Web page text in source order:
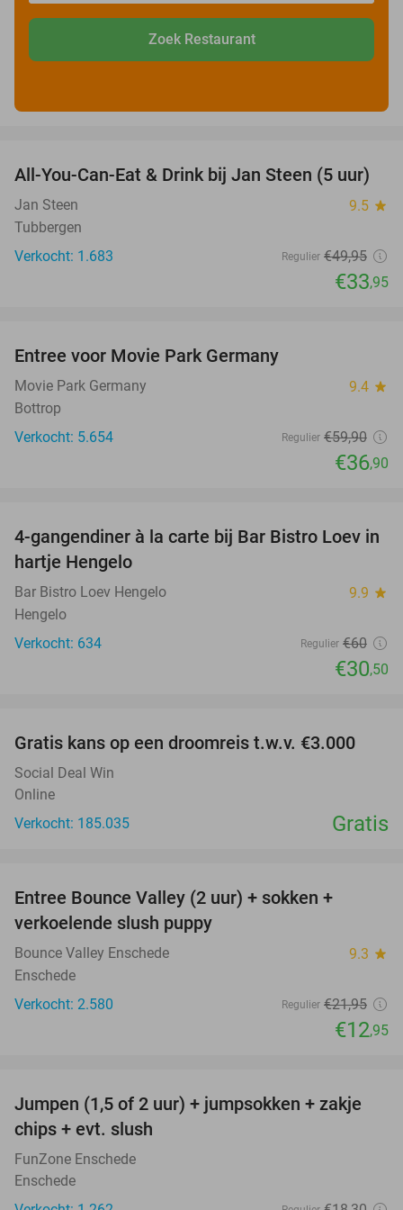
Zoek Restaurant
32%
All-You-Can-Eat & Drink bij Jan Steen (5 uur)
Jan Steen 9.5 star
Tubbergen
Verkocht: 1.683
Regulier €49,95
€33,95
Entree voor Movie Park Germany
Movie Park Germany 9.4 star
Bottrop
Verkocht: 5.654
Regulier €59,90
€36,90
49%
4-gangendiner à la carte bij Bar Bistro Loev in
hartje Hengelo
Bar Bistro Loev Hengelo 9.9 star
Hengelo
Verkocht: 634
Regulier €60
€30,50
Gratis kans op een droomreis t.w.v. €3.000
Social Deal Win
Online
Verkocht: 185.035
Gratis
Entree Bounce Valley (2 uur) + sokken +
verkoelende slush puppy
Bounce Valley Enschede 9.3 star
Enschede
Verkocht: 2.580
Regulier €21,95
€12,95
48%
Jumpen (1,5 of 2 uur) + jumpsokken + zakje
chips + evt. slush
FunZone Enschede
Enschede